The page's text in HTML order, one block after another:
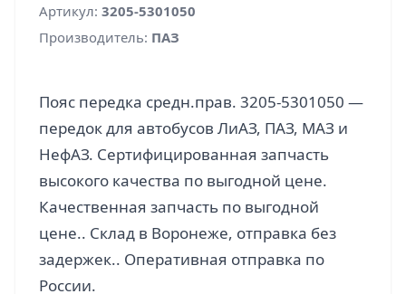
Артикул: 3205-5301050
Производитель: ПАЗ
Пояс передка средн.прав. 3205-5301050 —
передок для автобусов ЛиАЗ, ПАЗ, МАЗ и
НефАЗ. Сертифицированная запчасть
высокого качества по выгодной цене.
Качественная запчасть по выгодной
цене.. Склад в Воронеже, отправка без
задержек.. Оперативная отправка по